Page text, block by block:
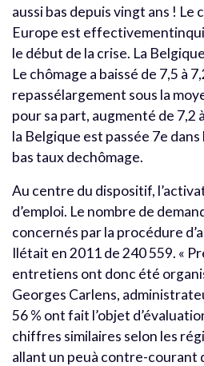
aussi bas depuis vingt ans !
Europe est
le début de la crise. La
Le chômage a baissé de 7,5 à
repassélargement sous la
pour sa part, augmenté de 7,2
la Belgique est passée 7e
bas taux dechômage.
Au centre du dispositif,
d’emploi. Le nombre de
concernés par la procédure
Ilétait en 2011 de 240 559. «
entretiens ont donc été
Georges Carlens,
56 % ont fait l’objet
chiffres similaires selon les
allant un peuà contre-courant